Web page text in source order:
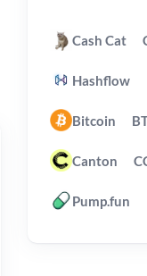
Cash Cat
Hashflow
Bitcoin
Canton
Pump.fun